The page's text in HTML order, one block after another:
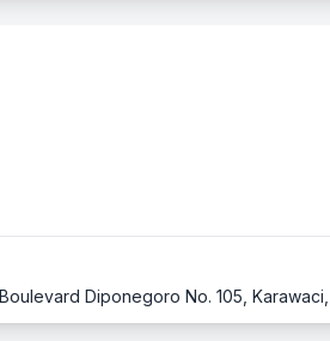
Diponegoro No. 105,